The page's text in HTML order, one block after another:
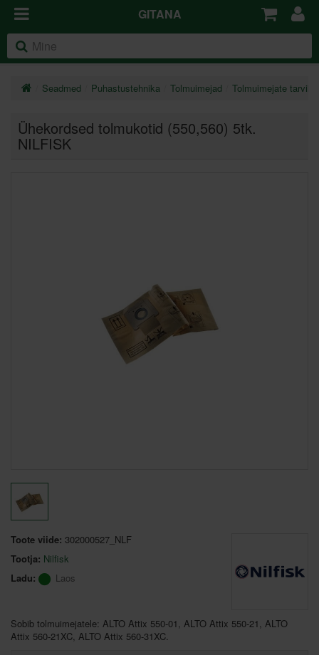
GITANA
Seadmed Puhastustehnika Tolmuimejad Tolmuimejate
Ühekordsed tolmukotid (550,560) 5tk.
NILFISK
Toote viide: 302000527_NLF
Tootja: Nilfisk
Ladu:
Laos
Sobib tolmuimejatele: ALTO Attix 550-01, ALTO Attix 550-21, ALTO
Attix 560-21XC, ALTO Attix 560-31XC.